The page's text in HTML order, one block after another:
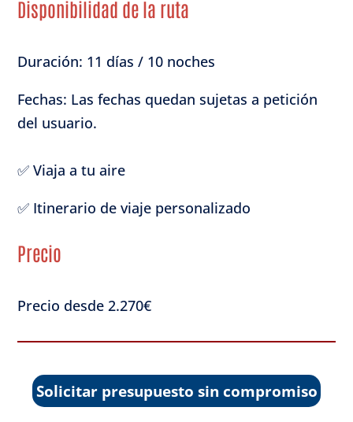
Disponibilidad de la ruta
Duración: 11 días / 10 noches
Fechas: Las fechas quedan sujetas a petición
del usuario.
✅ Viaja a tu aire
✅ Itinerario de viaje personalizado
Precio
Precio desde 2.270€
Solicitar presupuesto sin compromiso